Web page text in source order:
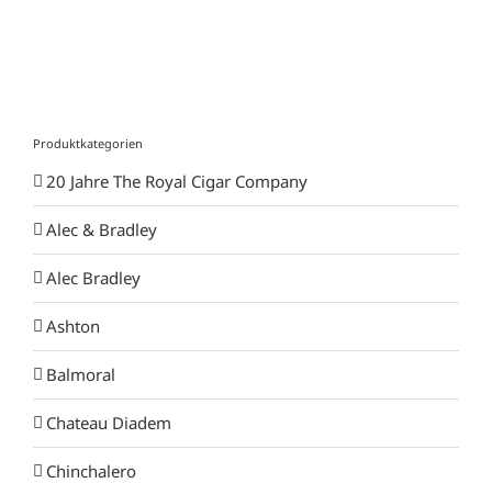
Produktkategorien
20 Jahre The Royal Cigar Company
Alec & Bradley
Alec Bradley
Ashton
Balmoral
Chateau Diadem
Chinchalero